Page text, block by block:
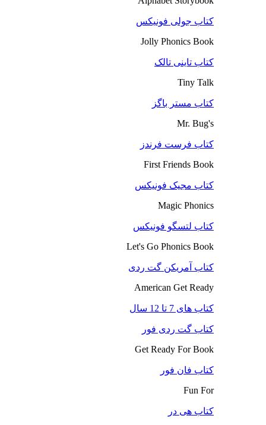
کتاب جولی فونیکس
Jolly Phonics Book
کتاب تاینی تالک
Tiny Talk
کتاب مستر باگز
Mr. Bug's
کتاب فرست فرندز
First Friends Book
کتاب مجیک فونیکس
Magic Phonics
کتاب لتسگو فونیکس
Let's Go Phonics Book
کتاب آمریکن گت ردی
American Get Ready
کتاب های 7 تا 12 سال
کتاب گت ردی فور
Get Ready For Book
کتاب فان فور
Fun For
کتاب هی در